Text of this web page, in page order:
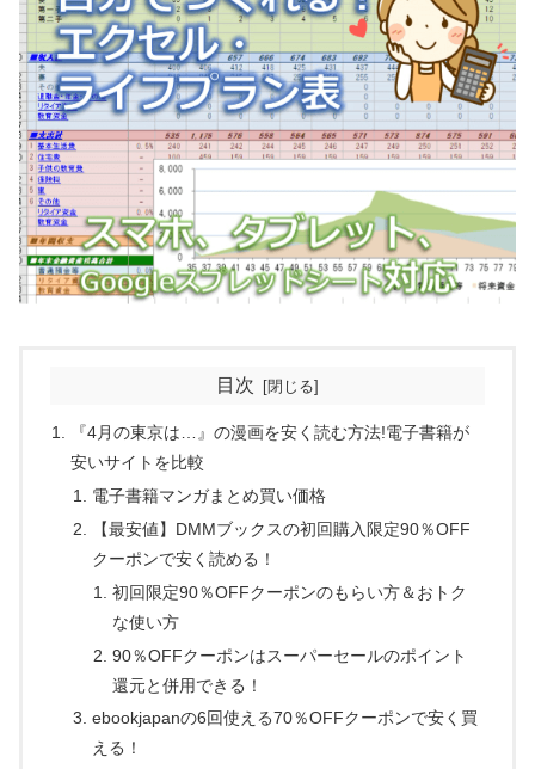
目次
『4月の東京は…』の漫画を安く読む方法!電子書籍が
安いサイトを比較
電子書籍マンガまとめ買い価格
【最安値】DMMブックスの初回購入限定90％OFF
クーポンで安く読める！
初回限定90％OFFクーポンのもらい方＆おトク
な使い方
90％OFFクーポンはスーパーセールのポイント
還元と併用できる！
ebookjapanの6回使える70％OFFクーポンで安く買
える！